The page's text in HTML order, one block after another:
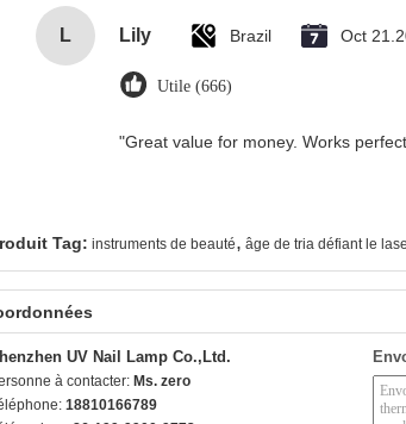
L Lily Brazil Oct
Utile (666)
"Great value for money. Works
Tag: instruments de beauté, âge de tria défiant le
UV Nail Lamp Co.,Ltd.
à contacter: Ms. zero
18810166789